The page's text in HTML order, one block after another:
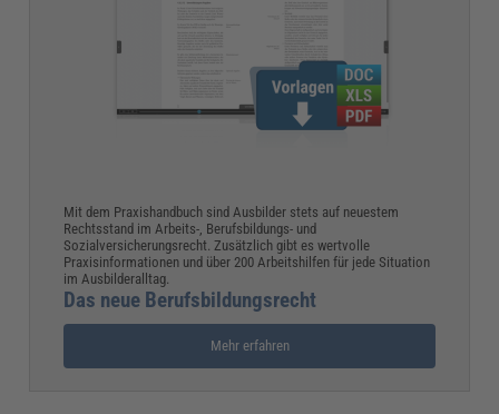
Mit dem Praxishandbuch sind Ausbilder stets auf neuestem
Rechtsstand im Arbeits-, Berufsbildungs- und
Sozialversicherungsrecht. Zusätzlich gibt es wertvolle
Praxisinformationen und über 200 Arbeitshilfen für jede Situation
im Ausbilderalltag.
Das neue Berufsbildungsrecht
Mehr erfahren